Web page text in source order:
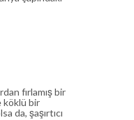
fırlamış bir
köklü bir
da, şaşırtıcı